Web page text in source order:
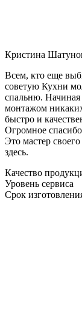
Кристина
Всем, кто еще
советую Кухни
спальню. Начиная
монтажом
быстро и
Огромное
Это мастер
здесь.
Качество
Уровень сервиса
Срок